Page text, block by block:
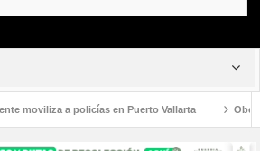
a policías en Puerto Vallarta
de establecimientos para la atención de las